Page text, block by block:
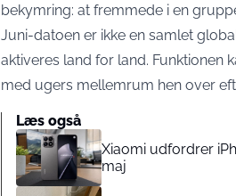
bekymring: at fremmede i en
Juni-datoen er ikke en samlet
aktiveres land for land. Funktionen
med ugers mellemrum hen over
Læs også
Xiaomi udfordrer
maj